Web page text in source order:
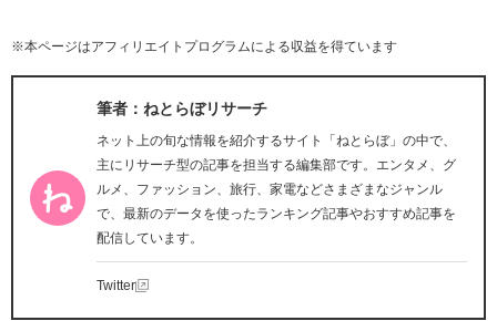
※本ページはアフィリエイトプログラムによる収益を得ています
筆者：ねとらぼリサーチ
ネット上の旬な情報を紹介するサイト「ねとらぼ」の中で、
主にリサーチ型の記事を担当する編集部です。エンタメ、グ
ルメ、ファッション、旅行、家電などさまざまなジャンル
で、最新のデータを使ったランキング記事やおすすめ記事を
配信しています。
Twitter